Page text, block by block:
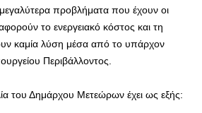
προβλήματα που έχουν οι
το ενεργειακό κόστος και τη
καμία λύση μέσα από το υπάρχον
Περιβάλλοντος.
του Δημάρχου Μετεώρων έχει ως εξής: